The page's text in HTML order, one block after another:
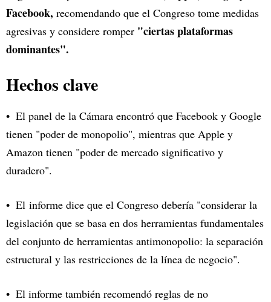
Facebook, recomendando que el Congreso tome medidas
agresivas y considere romper "ciertas plataformas
dominantes".
Hechos clave
El panel de la Cámara encontró que Facebook y Google
tienen "poder de monopolio", mientras que Apple y
Amazon tienen "poder de mercado significativo y
duradero".
El informe dice que el Congreso debería "considerar la
legislación que se basa en dos herramientas fundamentales
del conjunto de herramientas antimonopolio: la separación
estructural y las restricciones de la línea de negocio".
El informe también recomendó reglas de no